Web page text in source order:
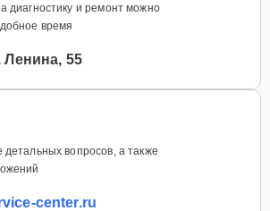
диагностику и ремонт можно
время
Ленина, 55
детальных вопросов, а также
center.ru